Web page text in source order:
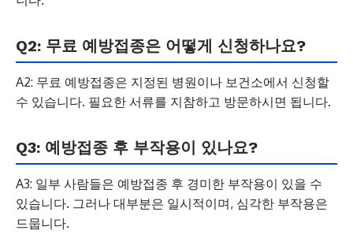
Q2: 무료 예방접종은 어떻게 신청하나요?
A2: 무료 예방접종은 지정된 병원이나 보건소에서 신청할
수 있습니다. 필요한 서류를 지참하고 방문하시면 됩니다.
Q3: 예방접종 후 부작용이 있나요?
A3: 일부 사람들은 예방접종 후 경미한 부작용이 있을 수
있습니다. 그러나 대부분은 일시적이며, 심각한 부작용은
드뭅니다.